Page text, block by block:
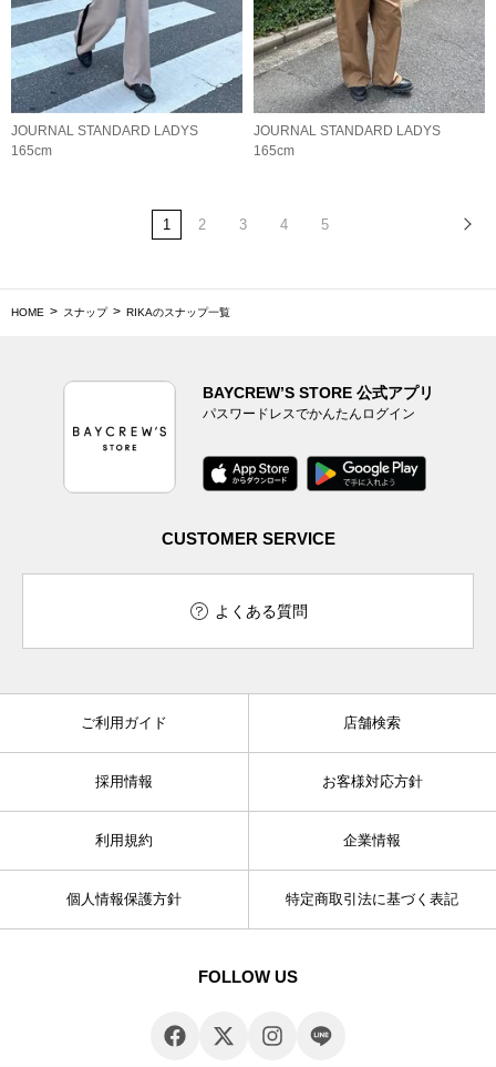
JOURNAL STANDARD LADYS
165cm
JOURNAL STANDARD LADYS
165cm
1 2 3 4 5
HOME スナップ RIKAのスナップ一覧
BAYCREW’S STORE 公式アプリ
パスワードレスでかんたんログイン
CUSTOMER SERVICE
よくある質問
ご利用ガイド 店舗検索
採用情報 お客様対応方針
利用規約 企業情報
個人情報保護方針 特定商取引法に基づく表記
FOLLOW US